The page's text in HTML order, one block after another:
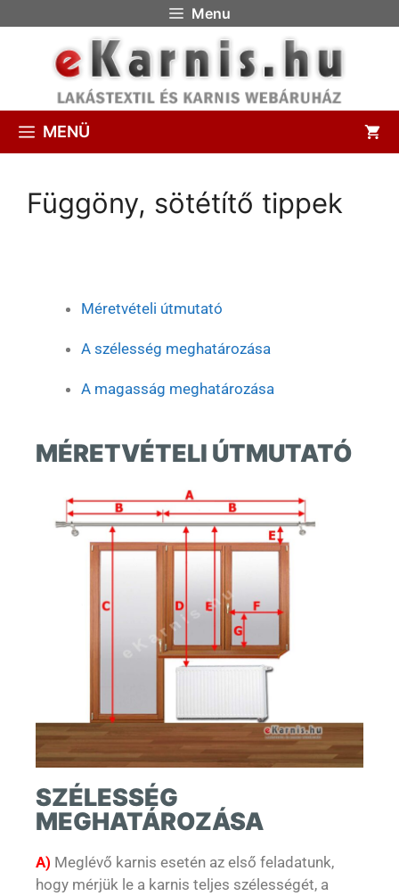
Menu
MENÜ
Függöny, sötétítő tippek
Méretvételi útmutató
A szélesség meghatározása
A magasság meghatározása
MÉRETVÉTELI ÚTMUTATÓ
SZÉLESSÉG
MEGHATÁROZÁSA
A) Meglévő karnis esetén az első feladatunk,
hogy mérjük le a karnis teljes szélességét, a